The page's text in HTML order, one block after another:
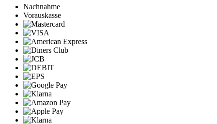
Nachnahme
Vorauskasse